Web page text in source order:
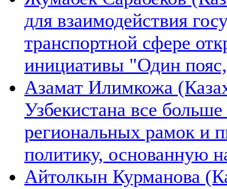
для взаимодействия
транспортной сфере
инициативы "Один
Азамат Илимкожа
Узбекистана все
региональных рамок и
политику, основанную
Айтолкын Курманова